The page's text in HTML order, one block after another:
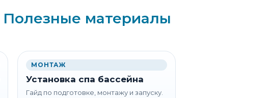
Полезные материалы
МОНТАЖ
Установка спа бассейна
Гайд по подготовке, монтажу и запуску.